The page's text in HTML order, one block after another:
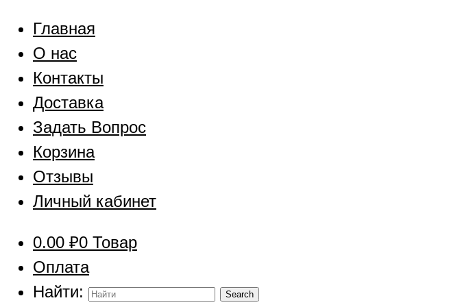
Главная
О нас
Контакты
Доставка
Задать Вопрос
Корзина
Отзывы
Личный кабинет
0.00 ₽0 Товар
Оплата
Найти: